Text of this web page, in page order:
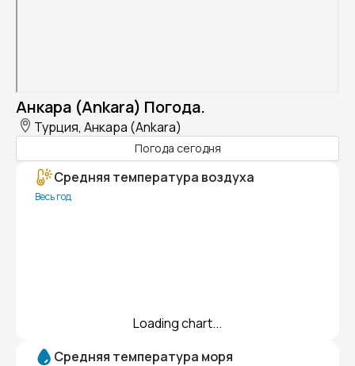
Анкара (Ankara) Погода.
Турция, Анкара (Ankara)
Погода сегодня
Средняя температура воздуха
Весь год
Loading chart...
Средняя температура моря